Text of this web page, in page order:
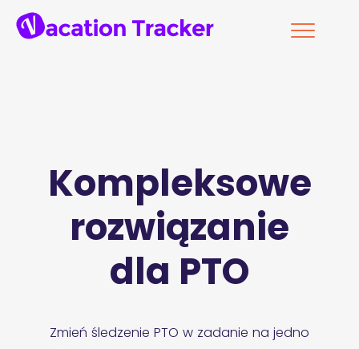
Kompleksowe
rozwiązanie
dla PTO
Zmień śledzenie PTO w zadanie na jedno